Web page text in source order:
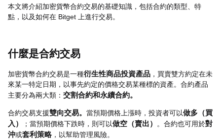
本文將介紹加密貨幣合約交易的基礎知識，包括合約的類型、特
點，以及如何在 Bitget 上進行交易。
什麼是合約交易
加密貨幣合約交易是一種衍生性商品投資產品 ，買賣雙方約定在未
來某一特定日期，以事先約定的價格交易某種標的資產。合約產品
主要分為兩大類： 交割合約和永續合約。
合約交易支援雙向交易。 當預期價格上漲時，投資者可以做多（買
入）
；當預期價格下跌時，則可以做空（賣出） 。合約也可用於對
沖或套利策略 ，以幫助管理風險。